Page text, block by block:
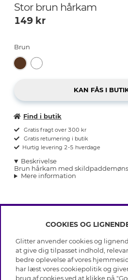
Stor brun hårkam
149 kr
Brun
Find i butik
Gratis fragt over 300 kr
Gratis returnering i butik
Hurtig levering 2-5 hverdage
Beskrivelse
Brun hårkam med
Mere information
INFO
Betingelser
Cookies
OM
Black Friday
COOKIES OG
Glitter anvender cookies og
at give dig tilpasset indhold,
bedre oplevelse af vores
har læst vores cookiepolitik og
brug af cookies ved at klikke på